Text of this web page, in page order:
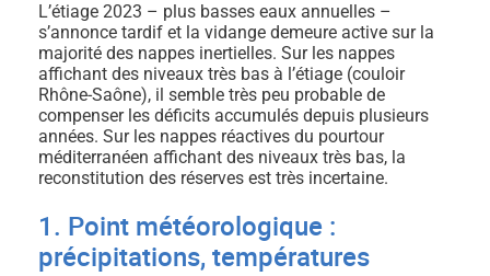
L’étiage 2023 – plus basses eaux annuelles –
s’annonce tardif et la vidange demeure active sur la
majorité des nappes inertielles. Sur les nappes
affichant des niveaux très bas à l’étiage (couloir
Rhône-Saône), il semble très peu probable de
compenser les déficits accumulés depuis plusieurs
années. Sur les nappes réactives du pourtour
méditerranéen affichant des niveaux très bas, la
reconstitution des réserves est très incertaine.
1. Point météorologique :
précipitations, températures